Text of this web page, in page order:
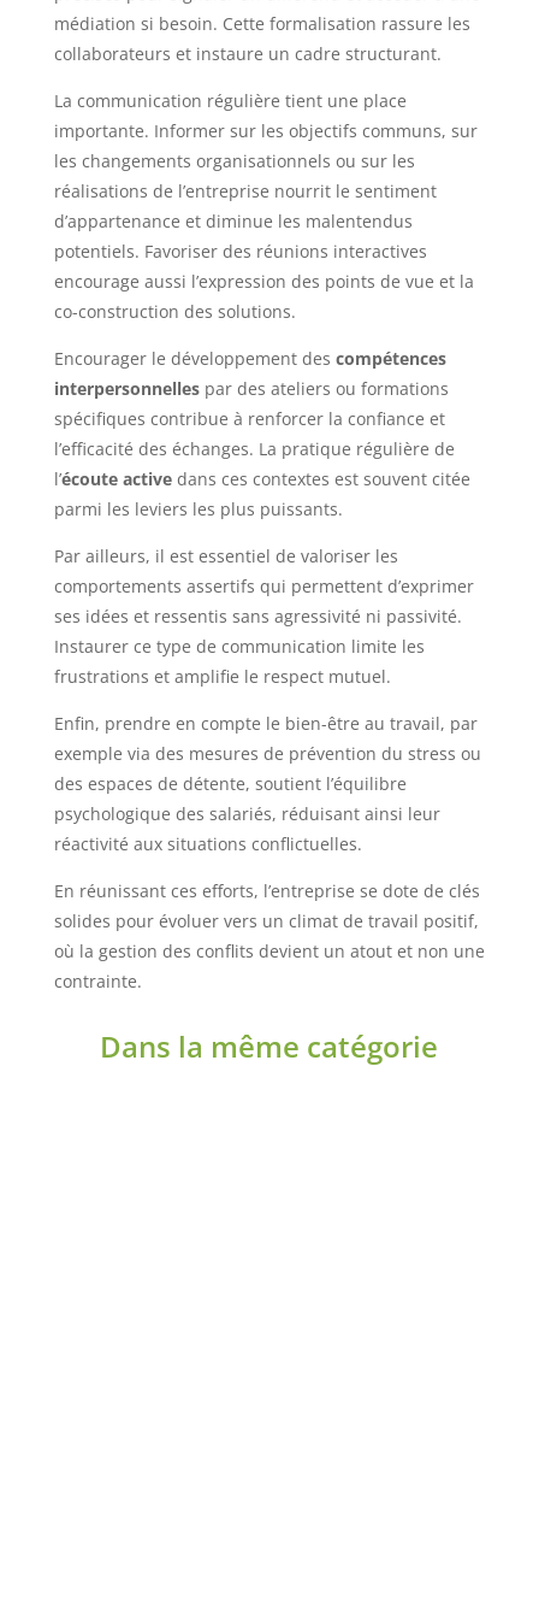
médiation si besoin. Cette formalisation rassure les
collaborateurs et instaure un cadre structurant.
La communication régulière tient une place
importante. Informer sur les objectifs communs, sur
les changements organisationnels ou sur les
réalisations de l’entreprise nourrit le sentiment
d’appartenance et diminue les malentendus
potentiels. Favoriser des réunions interactives
encourage aussi l’expression des points de vue et la
co-construction des solutions.
Encourager le développement des compétences
interpersonnellespar des ateliers ou formations
spécifiques contribue à renforcer la confiance et
l’efficacité des échanges. La pratique régulière de
l’écoute activedans ces contextes est souvent citée
parmi les leviers les plus puissants.
Par ailleurs, il est essentiel de valoriser les
comportements assertifs qui permettent d’exprimer
ses idées et ressentis sans agressivité ni passivité.
Instaurer ce type de communication limite les
frustrations et amplifie le respect mutuel.
Enfin, prendre en compte le bien-être au travail, par
exemple via des mesures de prévention du stress ou
des espaces de détente, soutient l’équilibre
psychologique des salariés, réduisant ainsi leur
réactivité aux situations conflictuelles.
En réunissant ces efforts, l’entreprise se dote de clés
solides pour évoluer vers un climat de travail positif,
où la gestion des conflits devient un atout et non une
contrainte.
Dans la même catégorie